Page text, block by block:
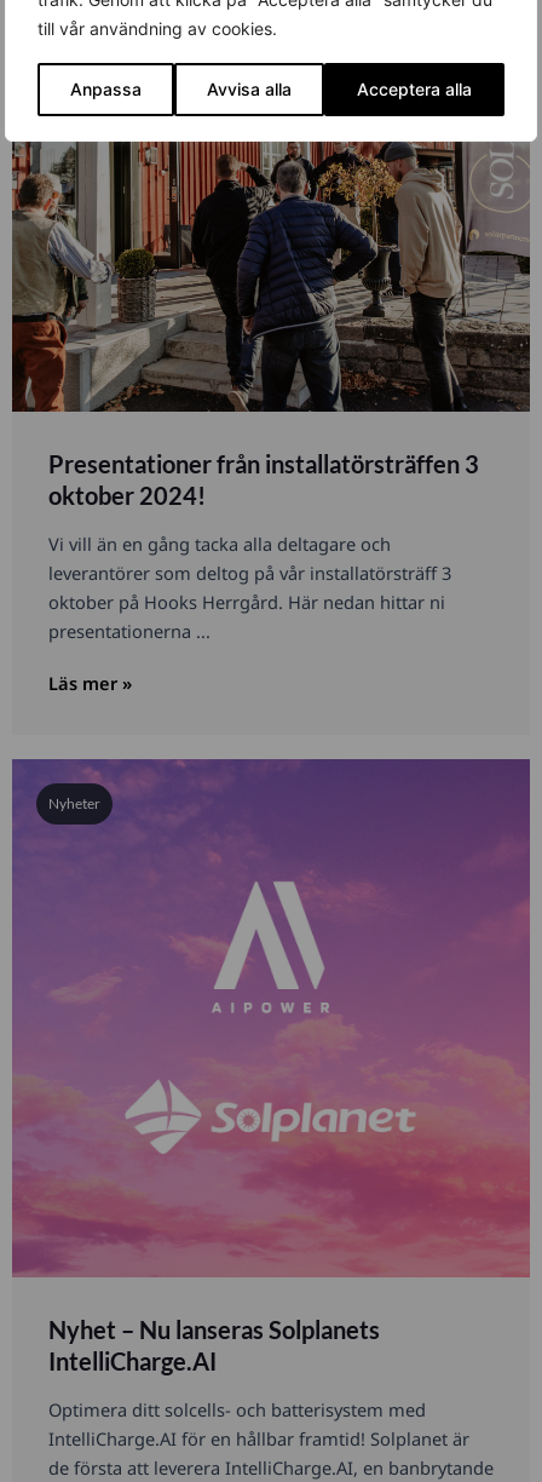
till vår användning av cookies.
Anpassa Avvisa alla Acceptera alla
Presentationer från installatörsträffen 3
oktober 2024!
Vi vill än en gång tacka alla deltagare och
leverantörer som deltog på vår installatörsträff 3
oktober på Hooks Herrgård. Här nedan hittar ni
presentationerna ...
Läs mer »
Nyheter
Nyhet – Nu lanseras Solplanets
IntelliCharge.AI
Optimera ditt solcells- och batterisystem med
IntelliCharge.AI för en hållbar framtid! Solplanet är
de första att leverera IntelliCharge.AI, en banbrytande